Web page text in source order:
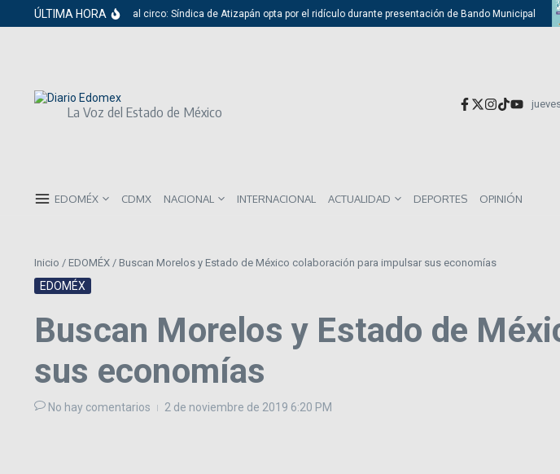
Saltar al contenido
ÚLTIMA HORA
Del cabildo al circo: Síndica de Atizapán opta por el ridículo durante presentación de Bando Municipal
La Voz del Estado de México
EDOMÉX CDMX NACIONAL INTERNACIONAL ACTUALIDAD DEPORTES OPINIÓN
Inicio / EDOMÉX / Buscan Morelos y Estado de México colaboración para impulsar sus economías
EDOMÉX
Buscan Morelos y Estado de
sus economías
No hay comentarios 2 de noviembre de 2019 6:20 PM